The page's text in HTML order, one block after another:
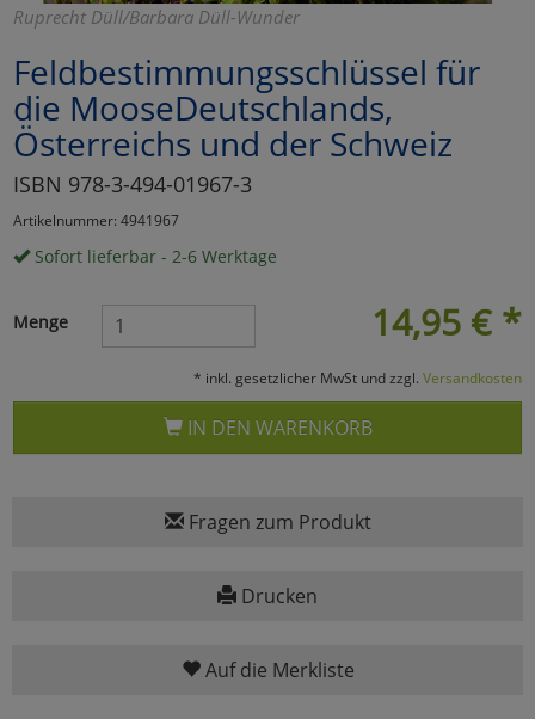
Ruprecht Düll/Barbara Düll-Wunder
Feldbestimmungsschlüssel für
die MooseDeutschlands,
Österreichs und der Schweiz
ISBN 978-3-494-01967-3
Artikelnummer: 4941967
Sofort lieferbar - 2-6 Werktage
14,95 € *
Menge
* inkl. gesetzlicher MwSt und zzgl. Versandkosten
IN DEN WARENKORB
Fragen zum Produkt
Drucken
Auf die Merkliste
Umfragetools
Cookies
Alle Akzeptieren
Cookies
Einstellungen speichern
zurück
zu Haupptseite